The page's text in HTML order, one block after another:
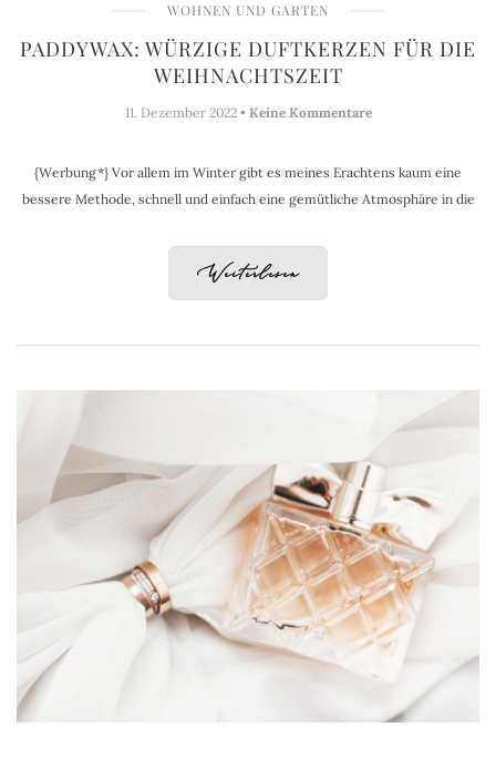
WOHNEN UND GARTEN
PADDYWAX: WÜRZIGE DUFTKERZEN FÜR DIE
WEIHNACHTSZEIT
11. Dezember 2022 • Keine Kommentare
{Werbung*} Vor allem im Winter gibt es meines Erachtens kaum eine
bessere Methode, schnell und einfach eine gemütliche Atmosphäre in die
Weiterlesen